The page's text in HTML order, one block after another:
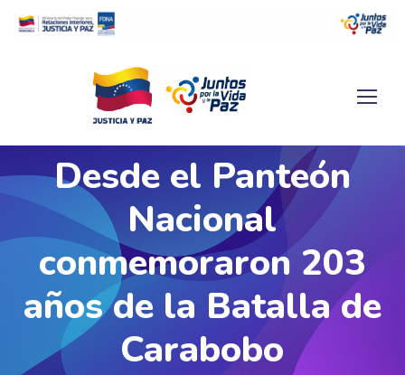
Desde el Panteón
Nacional
conmemoraron 203
años de la Batalla de
Carabobo